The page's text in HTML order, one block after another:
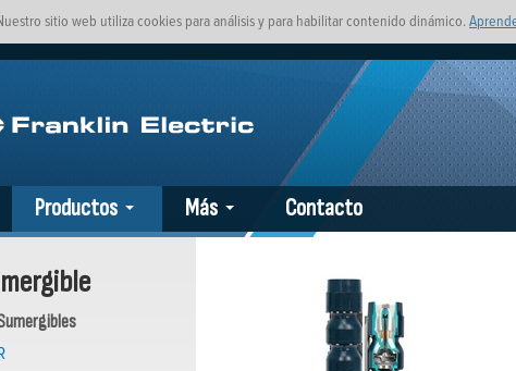
sitio web utiliza cookies para análisis y para habilitar contenido dinámico.
Productos Más Contacto